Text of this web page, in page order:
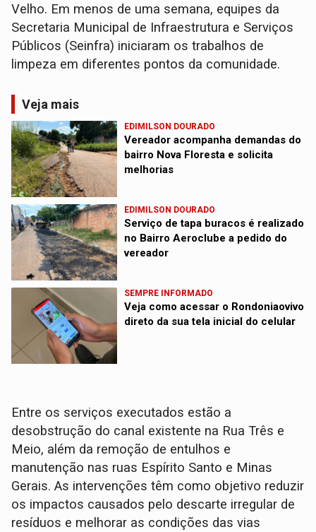
Velho. Em menos de uma semana, equipes da
Secretaria Municipal de Infraestrutura e Serviços
Públicos (Seinfra) iniciaram os trabalhos de
limpeza em diferentes pontos da comunidade.
Veja mais
EDIMILSON DOURADO
Vereador acompanha demandas do
bairro Nova Floresta e solicita
melhorias
EDIMILSON DOURADO
Serviço de tapa buracos é realizado
no Bairro Aeroclube a pedido do
vereador
SEMPRE INFORMADO
Veja como acessar o Rondoniaovivo
direto da sua tela inicial do celular
Entre os serviços executados estão a
desobstrução do canal existente na Rua Três e
Meio, além da remoção de entulhos e
manutenção nas ruas Espírito Santo e Minas
Gerais. As intervenções têm como objetivo reduzir
os impactos causados pelo descarte irregular de
resíduos e melhorar as condições das vias